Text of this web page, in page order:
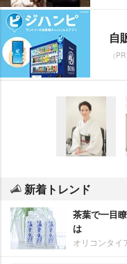
自
（
新着トレンド
茶葉で一目
は
オリコンタイ